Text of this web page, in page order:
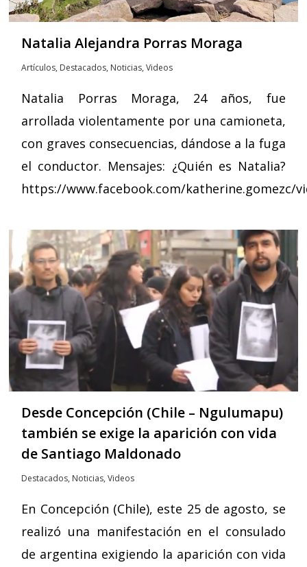
Natalia Alejandra Porras Moraga
Artículos, Destacados, Noticias,Videos
Natalia Porras Moraga, 24 años, fue
arrollada violentamente por una camioneta,
con graves consecuencias, dándose a la fuga
el conductor. Mensajes: ¿Quién es Natalia?
https://www.facebook.com/katherine.gomezc/
Desde Concepción (Chile – Ngulumapu)
también se exige la aparición con vida
de Santiago Maldonado
Destacados, Noticias,Videos
En Concepción (Chile), este 25 de agosto, se
realizó una manifestación en el consulado
de argentina exigiendo la aparición con vida